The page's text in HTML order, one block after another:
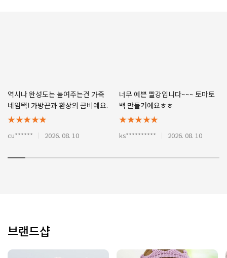
역시나 완성도는 높여주는건 가죽
네임택! 가방끈과 환상의 콤비예요.
★★★★★
cu****** 2026. 08. 10
너무 예쁜 빨강입니다~~~ 토마토
백 만들거에요ㅎㅎ
★★★★★
ks********** 2026. 08. 10
브랜드샵